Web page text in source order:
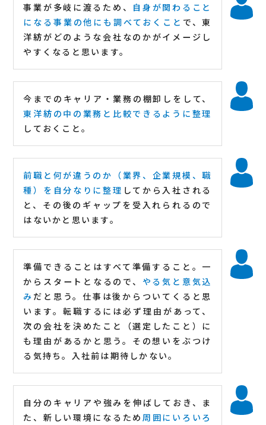
事業が多岐に渡るため、 自身が関わること
になる事業の他にも調べておくこと で、東
洋紡がどのような会社なのかがイメージし
やすくなると思います。
今までのキャリア・業務の棚卸しをして、
東洋紡の中の業務と比較できるように整理
しておくこと。
前職と何が違うのか（業界、企業規模、職
種）を自分なりに整理 してから入社される
と、その後のギャップを受入れられるので
はないかと思います。
準備できることはすべて準備すること。一
からスタートとなるので、 やる気と意気込
み だと思う。仕事は後からついてくると思
います。転職するには必ず理由があって、
次の会社を決めたこと（選定したこと）に
も理由があるかと思う。その想いをぶつけ
る気持ち。入社前は期待しかない。
自分のキャリアや強みを伸ばしておき、ま
た、新しい環境になるため周囲にいろいろ